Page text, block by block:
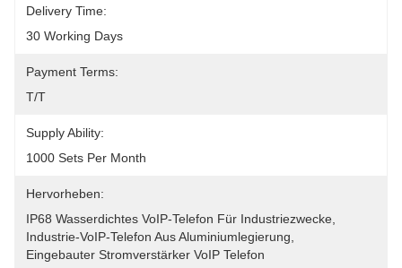
Delivery Time:
30 Working Days
Payment Terms:
T/T
Supply Ability:
1000 Sets Per Month
Hervorheben:
IP68 Wasserdichtes VoIP-Telefon Für Industriezwecke
Industrie-VoIP-Telefon Aus Aluminiumlegierung
Eingebauter Stromverstärker VoIP Telefon